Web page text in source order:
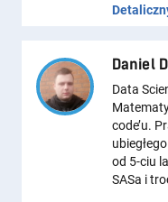
Daniel
Data
code’u.
od 5-ciu
SASa i